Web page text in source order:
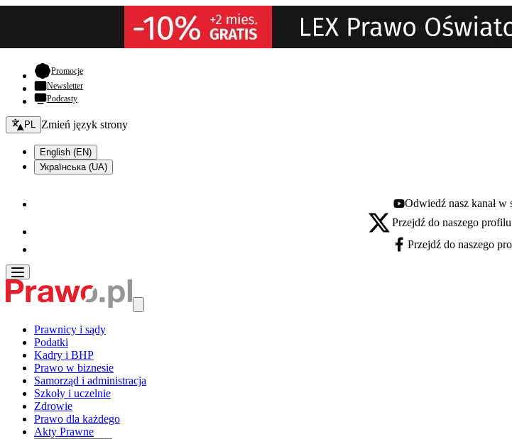
Promocje- otwiera się w nowej karcie
Newsletter
Podcasty
Zmień język - bieżący:
PL Zmień język strony
English (EN)
Українська (UA)
Youtube - otwiera się w nowej
Odwiedź nasz kanał w
X - otwiera się w nowej karcie
Przejdź do naszego
Facebook - otwiera się w nowej
Przejdź do naszego
Prawnicy i sądy
Podatki
Kadry i BHP
Prawo w biznesie
Samorząd i administracja
Szkoły i uczelnie
Zdrowie
Prawo dla każdego
Akty Prawne